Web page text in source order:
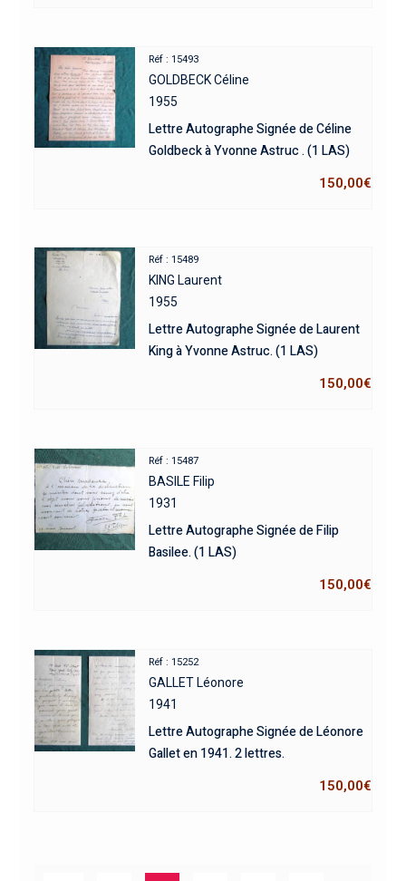
Réf : 15493
GOLDBECK Céline
1955
Lettre Autographe Signée de Céline
Goldbeck à Yvonne Astruc . (1 LAS)
150,00€
Réf : 15489
KING Laurent
1955
Lettre Autographe Signée de Laurent
King à Yvonne Astruc. (1 LAS)
150,00€
Réf : 15487
BASILE Filip
1931
Lettre Autographe Signée de Filip
Basilee. (1 LAS)
150,00€
Réf : 15252
GALLET Léonore
1941
Lettre Autographe Signée de Léonore
Gallet en 1941. 2 lettres.
150,00€